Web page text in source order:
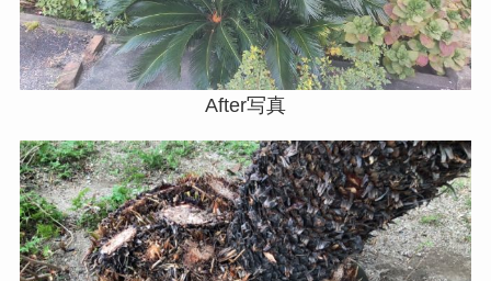
After写真